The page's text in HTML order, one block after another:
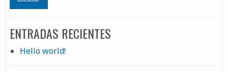
ENTRADAS RECIENTES
Hello world!